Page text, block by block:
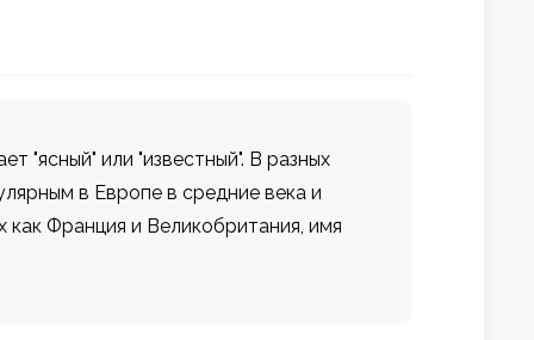
"ясный" или "известный". В разных
в Европе в средние века и
как Франция и Великобритания, имя